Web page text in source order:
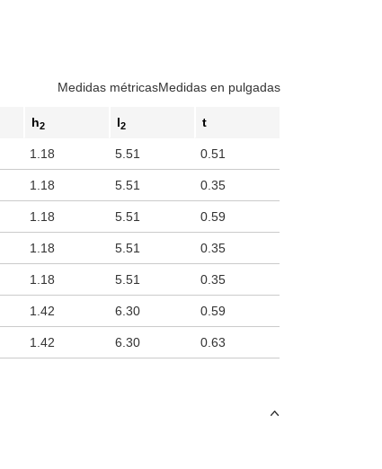
Medidas métricasMedidas en pulgadas
h2 l2 t
1.18 5.51 0.51
1.18 5.51 0.35
1.18 5.51 0.59
1.18 5.51 0.35
1.18 5.51 0.35
1.42 6.30 0.59
1.42 6.30 0.63